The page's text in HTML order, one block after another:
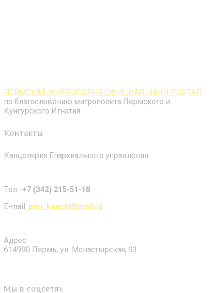
ПЕРМСКАЯ МИТРОПОЛИЯ ОФИЦИАЛЬНЫЙ ПОРТАЛ
по благословению митрополита Пермского и
Кунгурского Игнатия
Контакты
Канцелярия Епархиального управления:
Tел.: +7 (342) 215-51-18
E-mail: peu_kancel@mail.ru
Адрес:
614990 Пермь, ул. Монастырская, 93
Мы в соцсетях